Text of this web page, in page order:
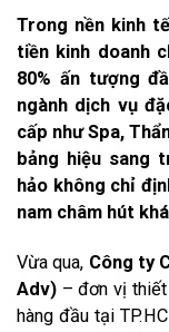
Trong nền kinh
tiền kinh doanh
80% ấn tượng
ngành dịch vụ
cấp như Spa,
bảng hiệu sang
hảo không chỉ
nam châm hút
Vừa qua, Công ty
Adv) – đơn vị
hàng đầu tại